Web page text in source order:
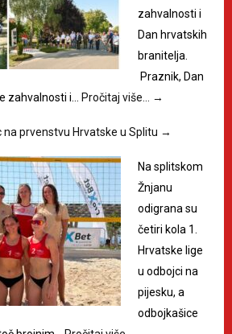
zahvalnosti i
Dan hrvatskih
branitelja.
Praznik, Dan
zahvalnosti i…
Pročitaj više… →
na prvenstvu Hrvatske u Splitu →
Na splitskom
Žnjanu
odigrana su
četiri kola 1.
Hrvatske lige
u odbojci na
pijesku, a
odbojkašice